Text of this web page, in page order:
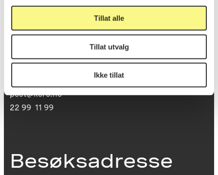
Tillat alle
Tillat utvalg
Ikke tillat
Postadresse
St. Olavs plass
post@koro.no
22 99 11 99
Besøksadresse